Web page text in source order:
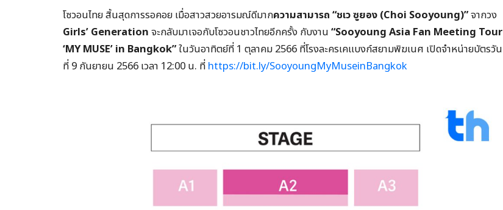
โซวอนไทย สิ้นสุดการรอคอย เมื่อสาวสวยอารมณ์ดีมากความสามารถ “ชเว ซูยอง (Choi Sooyoung)”จากวง
Girls’ Generation จะกลับมาเจอกับโซวอนชาวไทยอีกครั้ง กับงาน “Sooyoung Asia Fan Meeting Tour
‘MY MUSE’ in Bangkok”ในวันอาทิตย์ที่ 1 ตุลาคม 2566 ที่โรงละครเคแบงก์สยามพิฆเนศ เปิดจำหน่ายบัตรวัน
ที่ 9 กันยายน 2566 เวลา 12:00 น. ที่ https://bit.ly/SooyoungMyMuseinBangkok